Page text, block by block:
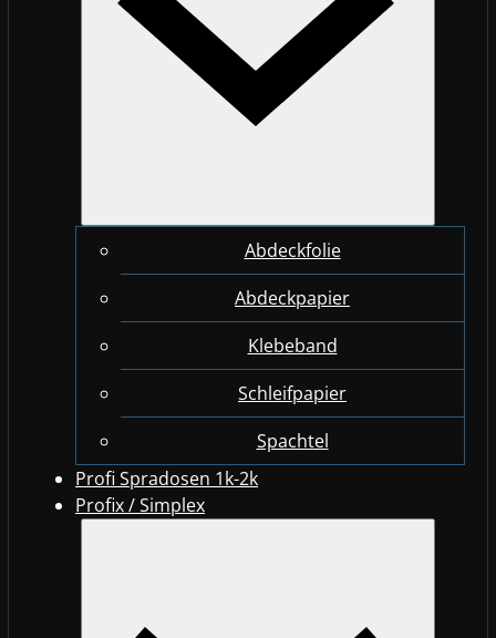
Abdeckfolie
Abdeckpapier
Klebeband
Schleifpapier
Spachtel
Profi Spradosen 1k-2k
Profix / Simplex